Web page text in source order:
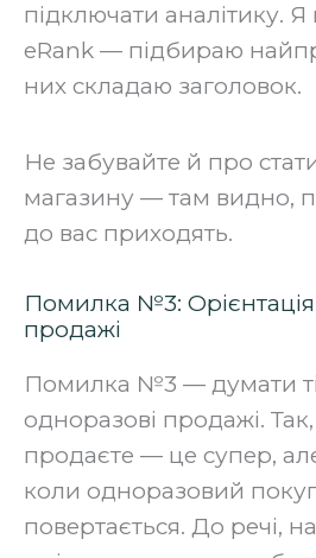
підключати аналітику.
eRank — підбираю
них складаю заголовок.
Не забувайте й про
магазину — там видно,
до вас приходять.
Помилка №3:
продажі
Помилка №3 — думати
одноразові продажі.
продаєте — це супер,
коли одноразовий
повертається. До речі,